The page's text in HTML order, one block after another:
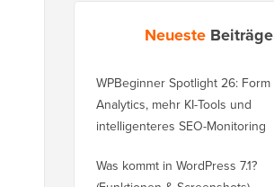
Neueste Beiträge
WPBeginner Spotlight 26: Form
Analytics, mehr KI-Tools und
intelligenteres SEO-Monitoring
Was kommt in WordPress 7.1?